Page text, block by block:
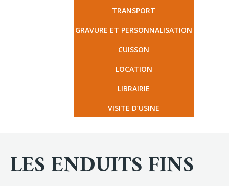
TRANSPORT
GRAVURE ET PERSONNALISATION
CUISSON
LOCATION
LIBRAIRIE
VISITE D’USINE
LES ENDUITS FINS